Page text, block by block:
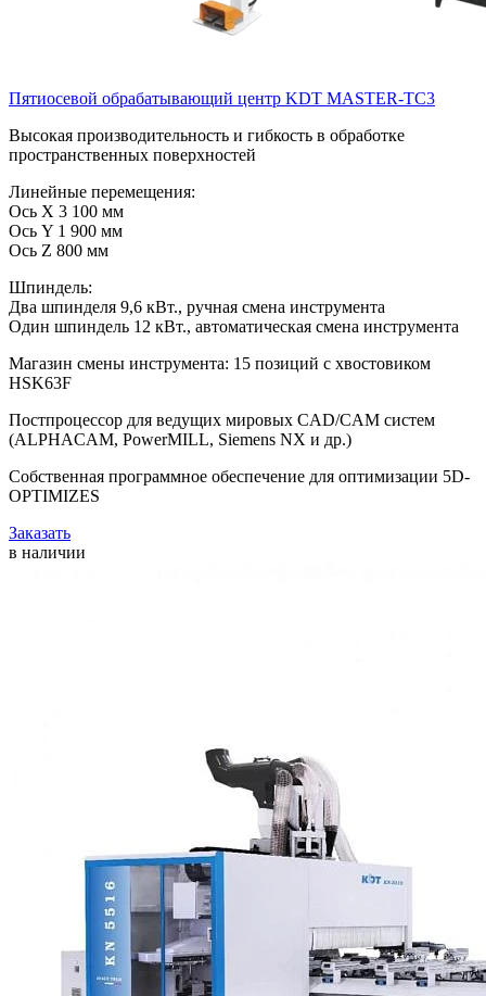
Пятиосевой обрабатывающий центр KDT MASTER-TC3
Высокая производительность и гибкость в обработке
пространственных поверхностей
Линейные перемещения:
Ось X 3 100 мм
Ось Y 1 900 мм
Ось Z 800 мм
Шпиндель:
Два шпинделя 9,6 кВт., ручная смена инструмента
Один шпиндель 12 кВт., автоматическая смена инструмента
Магазин смены инструмента: 15 позиций с хвостовиком
HSK63F
Постпроцессор для ведущих мировых CAD/CAM систем
(ALPHACAM, PowerMILL, Siemens NX и др.)
Собственная программное обеспечение для оптимизации 5D-
OPTIMIZES
Заказать
в наличии